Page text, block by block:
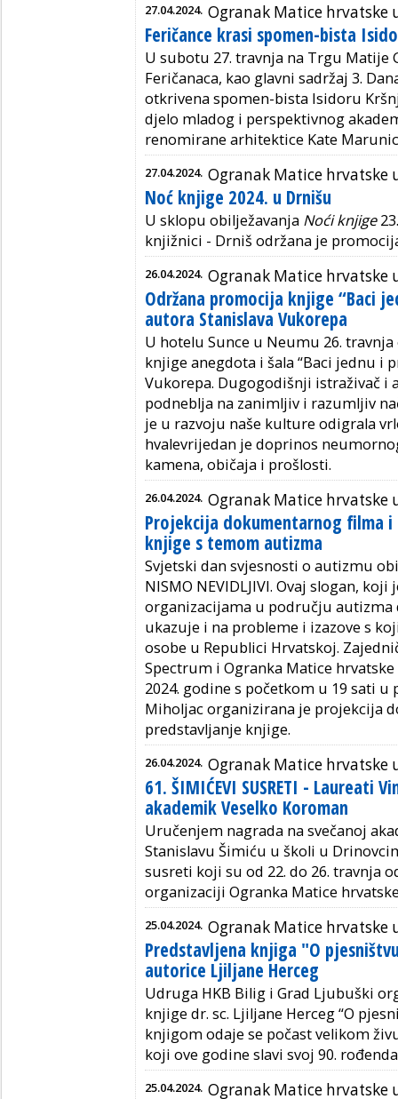
27.04.2024. Ogranak Matice hrvatske
Feričance krasi spomen-bista
U subotu 27. travnja na Trgu Matije
Feričanaca, kao glavni sadržaj 3.
otkrivena spomen-bista Isidoru
djelo mladog i perspektivnog
renomirane arhitektice Kate
27.04.2024. Ogranak Matice hrvatske
Noć knjige 2024. u Drnišu
U sklopu obilježavanja Noći knjige
knjižnici - Drniš održana je
26.04.2024. Ogranak Matice hrvatske
Održana promocija knjige “Baci
autora Stanislava Vukorepa
U hotelu Sunce u Neumu 26.
knjige anegdota i šala “Baci jednu i
Vukorepa. Dugogodišnji istraživač i
podneblja na zanimljiv i razumljiv
je u razvoju naše kulture odigrala
hvalevrijedan je doprinos
kamena, običaja i prošlosti.
26.04.2024. Ogranak Matice hrvatske
Projekcija dokumentarnog filma
knjige s temom autizma
Svjetski dan svjesnosti o autizmu
NISMO NEVIDLJIVI. Ovaj slogan,
organizacijama u području autizma
ukazuje i na probleme i izazove s
osobe u Republici Hrvatskoj.
Spectrum i Ogranka Matice
2024. godine s početkom u 19 sati
Miholjac organizirana je projekcija
predstavljanje knjige.
26.04.2024. Ogranak Matice hrvatske
61. ŠIMIĆEVI SUSRETI - Laureati
akademik Veselko Koroman
Uručenjem nagrada na svečanoj
Stanislavu Šimiću u školi u
susreti koji su od 22. do 26. travnja
organizaciji Ogranka Matice
25.04.2024. Ogranak Matice hrvatske
Predstavljena knjiga "O
autorice Ljiljane Herceg
Udruga HKB Bilig i Grad Ljubuški
knjige dr. sc. Ljiljane Herceg “O
knjigom odaje se počast velikom
koji ove godine slavi svoj 90.
25.04.2024. Ogranak Matice hrvatske